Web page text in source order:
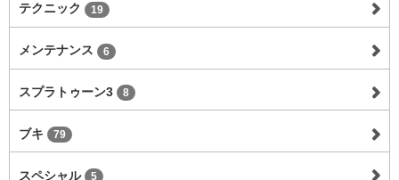
テクニック 19
メンテナンス 6
スプラトゥーン3 8
ブキ 79
スペシャル 5